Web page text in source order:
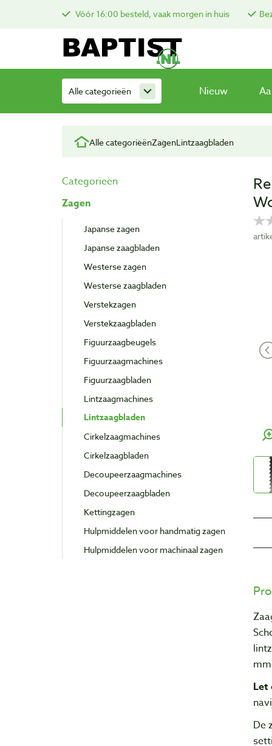
Vóór 16:00 besteld, vaak morgen in huis
Alle categorieën Nieuw
Alle categorieënZagenLintzaagbladen
Categorieën
Zagen
Japanse zagen
Japanse zaagbladen
Westerse zagen
Westerse zaagbladen
Verstekzagen
Verstekzaagbladen
Figuurzaagbeugels
Figuurzaagmachines
Figuurzaagbladen
Lintzaagmachines
Lintzaagbladen
Cirkelzaagmachines
Cirkelzaagbladen
Decoupeerzaagmachines
Decoupeerzaagbladen
Kettingzagen
Hulpmiddelen voor handmatig zagen
Hulpmiddelen voor machinaal zagen
Let
De